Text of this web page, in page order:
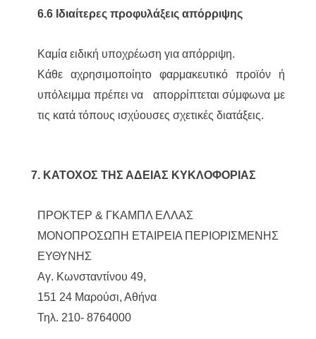
6.6 Ιδιαίτερες προφυλάξεις απόρριψης
Καμία ειδική υποχρέωση για απόρριψη.
Κάθε αχρησιμοποίητο φαρμακευτικό προϊόν ή
υπόλειμμα πρέπει να απορρίπτεται σύμφωνα με
τις κατά τόπους ισχύουσες σχετικές διατάξεις.
7. ΚΑΤΟΧΟΣ ΤΗΣ ΑΔΕΙΑΣ ΚΥΚΛΟΦΟΡΙΑΣ
ΠΡΟΚΤΕΡ & ΓΚΑΜΠΛ ΕΛΛΑΣ
ΜΟΝΟΠΡΟΣΩΠΗ ΕΤΑΙΡΕΙΑ ΠΕΡΙΟΡΙΣΜΕΝΗΣ
ΕΥΘΥΝΗΣ
Aγ. Κωνσταντίνου 49,
151 24 Μαρούσι, Αθήνα
Τηλ. 210- 8764000